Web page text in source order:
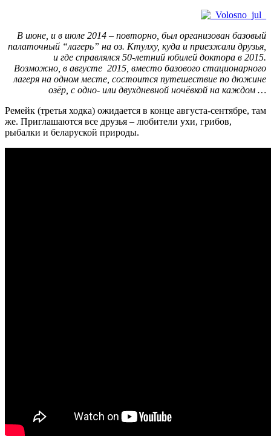
В июне, и в июле 2014 – повторно, был организован базовый
палаточный “лагерь” на оз. Ктулху, куда и приезжали друзья,
и где справлялся 50-летний юбилей доктора в 2015.
Возможно, в августе 2015, вместо базового стационарного
лагеря на одном месте, состоится путешествие по дюжине
озёр, с одно- или двухдневной ночёвкой на каждом …
Ремейк (третья ходка) ожидается в конце августа-сентябре, там
же. Приглашаются все друзья – любители ухи, грибов,
рыбалки и беларуской природы.